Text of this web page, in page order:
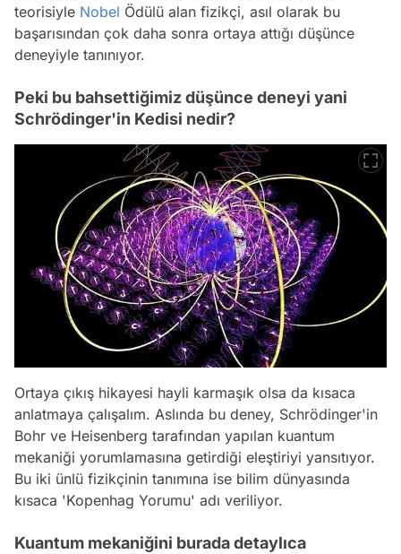
teorisiyle Nobel Ödülü alan fizikçi, asıl olarak bu
başarısından çok daha sonra ortaya attığı düşünce
deneyiyle tanınıyor.
Peki bu bahsettiğimiz düşünce deneyi yani
Schrödinger'in Kedisi nedir?
Ortaya çıkış hikayesi hayli karmaşık olsa da kısaca
anlatmaya çalışalım. Aslında bu deney, Schrödinger'in
Bohr ve Heisenberg tarafından yapılan kuantum
mekaniği yorumlamasına getirdiği eleştiriyi yansıtıyor.
Bu iki ünlü fizikçinin tanımına ise bilim dünyasında
kısaca 'Kopenhag Yorumu' adı veriliyor.
Kuantum mekaniğini burada detaylıca